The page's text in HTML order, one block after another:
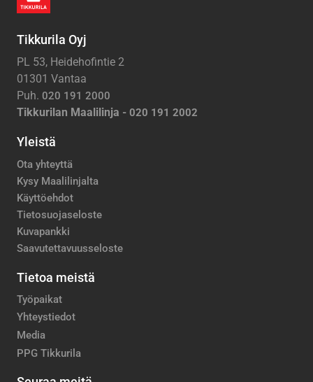
Tikkurila Oyj
PL 53, Heidehofintie 2
01301 Vantaa
Puh. 020 191 2000
Tikkurilan Maalilinja - 020 191 2002
Yleistä
Ota yhteyttä
Kysy Maalilinjalta
Käyttöehdot
Tietosuojaseloste
Kuvapankki
Saavutettavuusseloste
Tietoa meistä
Työpaikat
Yhteystiedot
Media
PPG Tikkurila